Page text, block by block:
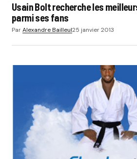
Usain Bolt recherche les
parmi ses fans
ParAlexandre Bailleul25 janvier 2013